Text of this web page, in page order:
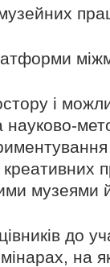
і
науково-
музеями
до
на